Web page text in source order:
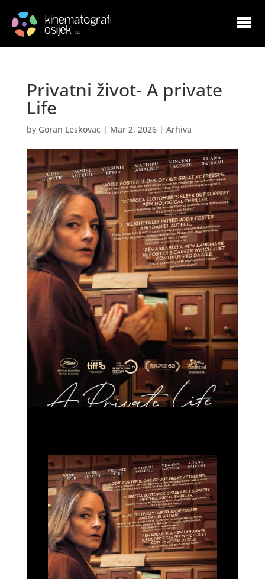
Privatni život- A private
Life
by Goran Leskovac| Mar 2, 2026| Arhiva